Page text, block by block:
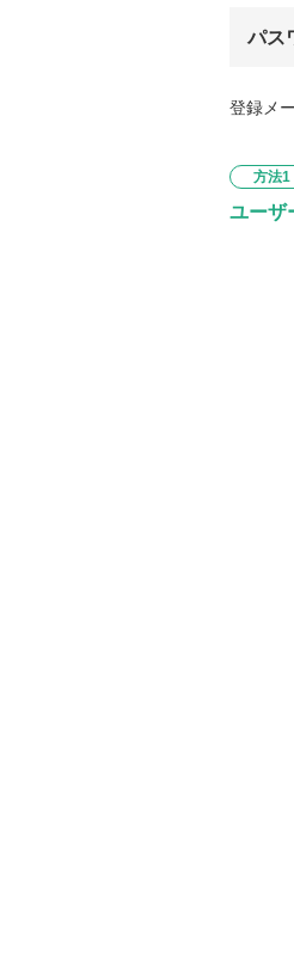
パス
登録メ
方法1
ユーザ